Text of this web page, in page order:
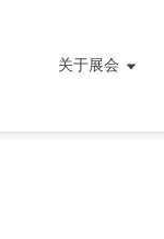
关于展会